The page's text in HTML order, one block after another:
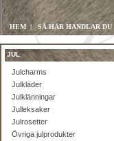
HEM | SÅ HÄR HANDLAR DU
JUL
Julcharms
Julkläder
Julklänningar
Julleksaker
Julrosetter
Övriga julprodukter